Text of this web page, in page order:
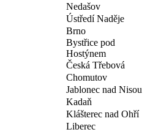
Nedašov
Ústředí Naděje
Brno
Bystřice pod
Hostýnem
Česká Třebová
Chomutov
Jablonec nad Nisou
Kadaň
Klášterec nad Ohří
Liberec